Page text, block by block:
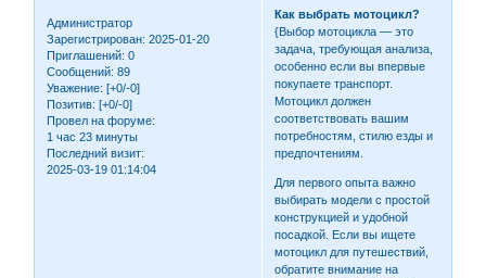
Администратор
Зарегистрирован: 2025-01-20
Приглашений: 0
Сообщений: 89
Уважение: [+0/-0]
Позитив: [+0/-0]
Провел на форуме:
1 час 23 минуты
Последний визит:
2025-03-19 01:14:04
Как выбрать мотоцикл?
{Выбор мотоцикла — это
задача, требующая анализа,
особенно если вы впервые
покупаете транспорт.
Мотоцикл должен
соответствовать вашим
потребностям, стилю езды и
предпочтениям.
Для первого опыта важно
выбирать модели с простой
конструкцией и удобной
посадкой. Если вы ищете
мотоцикл для путешествий,
обратите внимание на